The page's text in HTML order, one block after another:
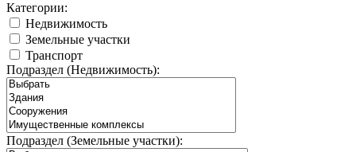
Категории:
Недвижимость
Земельные участки
Транспорт
Подраздел (Недвижимость):
Подраздел (Земельные участки):